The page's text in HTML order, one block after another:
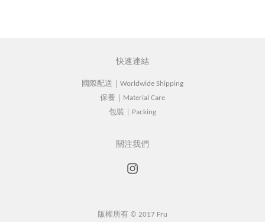
快速連結
國際配送｜Worldwide Shipping
保養｜Material Care
包裝｜Packing
關注我們
版權所有 © 2017 Fru